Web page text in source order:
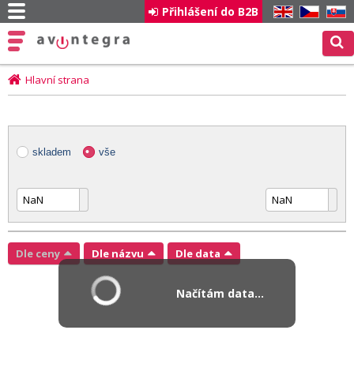
EN CZ SK
Přihlášení do B2B
Hlavní strana
skladem vše
Dle ceny Dle názvu Dle data
Načítám data...